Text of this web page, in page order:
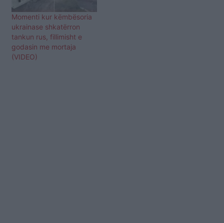
Momenti kur këmbësoria
ukrainase shkatërron
tankun rus, fillimisht e
godasin me mortaja
(VIDEO)